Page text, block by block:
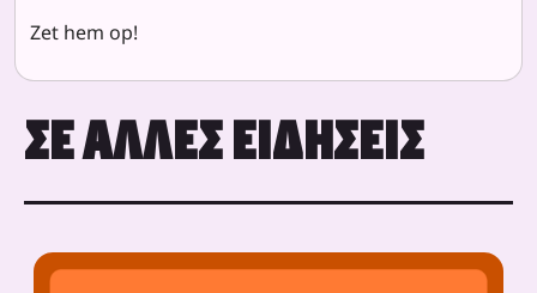
Zet hem op!
ΣΕ ΆΛΛΕΣ ΕΙΔΉΣΕΙΣ